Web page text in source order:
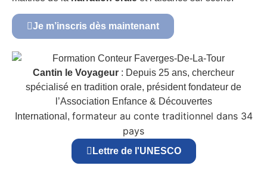
Je m’inscris dès maintenant
Cantin le Voyageur : Depuis 25 ans, chercheur
spécialisé en tradition orale, président fondateur de
l’Association Enfance & Découvertes
International, formateur au conte traditionnel dans 34
pays
Lettre de l'UNESCO